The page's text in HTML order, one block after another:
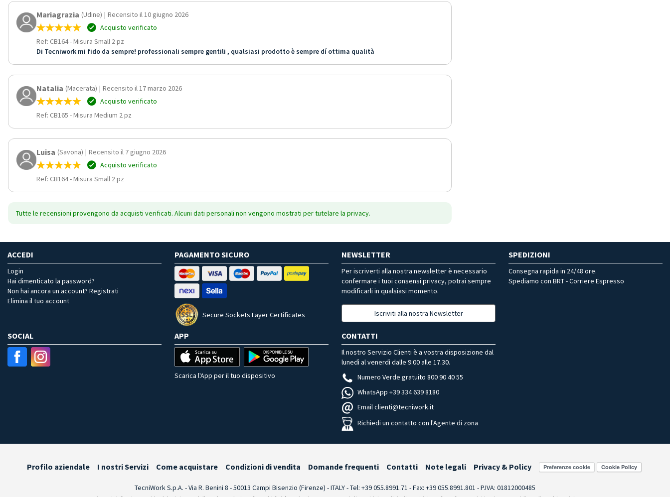
Mariagrazia (Udine) | Recensito il 10 giugno 2026
Acquisto verificato
Ref: CB164-Misura Small 2 pz
Di Tecniwork mi fido da sempre! professionali sempre gentili , qualsiasi prodotto è sempre dí ottima qualità
Natalia (Macerata) | Recensito il 17 marzo 2026
Acquisto verificato
Ref: CB165 -Misura Medium 2 pz
Luisa (Savona) | Recensito il 7 giugno 2026
Acquisto verificato
Ref: CB164-Misura Small 2 pz
Tutte le recensioni provengono da acquisti verificati. Alcuni dati personali non vengono mostrati per tutelare la privacy.
ACCEDI
Login
Hai dimenticato la password?
Non hai ancora un account? Registrati
Elimina il tuo account
PAGAMENTO SICURO
Secure Sockets Layer Certificates
NEWSLETTER
Per iscriverti alla nostra newsletter è necessario
confermare i tuoi consensi privacy, potrai sempre
modificarli in qualsiasi momento.
Iscriviti alla nostra Newsletter
SPEDIZIONI
Consegna rapida in 24/48 ore.
Spediamo con BRT - Corriere Espresso
SOCIAL APP
Scarica l'App per il tuo dispositivo
CONTATTI
Il nostro Servizio Clienti è a vostra disposizione dal
lunedì al venerdì dalle 9.00 alle 17.30.
Numero Verde gratuito 800 90 40 55
WhatsApp +39 334 639 8180
Email clienti@tecniwork.it
Richiedi un contatto con l'Agente di zona
Profilo aziendale I nostri Servizi Come acquistare Condizioni di vendita Domande frequenti Contatti Note legali Privacy & Policy Preferenze cookie
TecniWork S.p.A. - Via R. Benini 8 - 50013 Campi Bisenzio (Firenze) - ITALY - Tel: +39 055.8991.71 - Fax: +39 055.8991.801 - P.IVA: 01812000485